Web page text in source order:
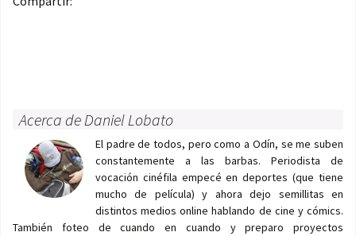
Acerca de Daniel Lobato
El padre de todos, pero como a Odín, se me suben
constantemente a las barbas. Periodista de
vocación cinéfila empecé en deportes (que tiene
mucho de película) y ahora dejo semillitas en
distintos medios online hablando de cine y cómics.
También foteo de cuando en cuando y preparo proyectos